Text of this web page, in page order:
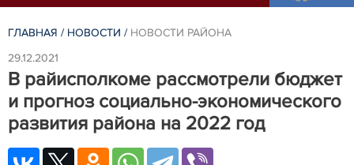
ГЛАВНАЯ / НОВОСТИ / НОВОСТИ РАЙОНА
29.12.2021
В райисполкоме рассмотрели бюджет
и прогноз социально-экономического
развития района на 2022 год